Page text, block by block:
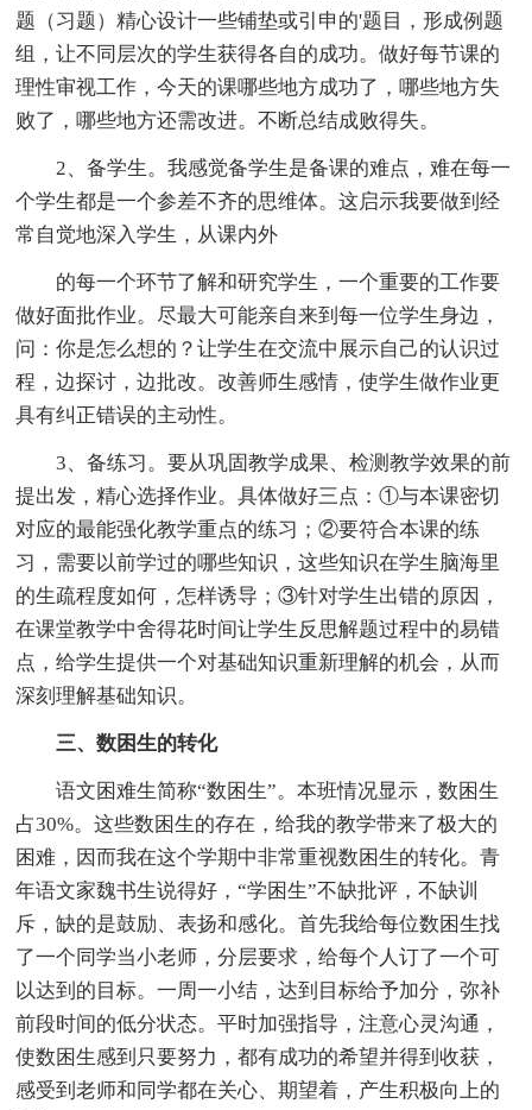
题（习题）精心设计一些铺垫或引申的'题目，形成例题
组，让不同层次的学生获得各自的成功。做好每节课的
理性审视工作，今天的课哪些地方成功了，哪些地方失
败了，哪些地方还需改进。不断总结成败得失。
2、备学生。我感觉备学生是备课的难点，难在每一
个学生都是一个参差不齐的思维体。这启示我要做到经
常自觉地深入学生，从课内外
的每一个环节了解和研究学生，一个重要的工作要
做好面批作业。尽最大可能亲自来到每一位学生身边，
问：你是怎么想的？让学生在交流中展示自己的认识过
程，边探讨，边批改。改善师生感情，使学生做作业更
具有纠正错误的主动性。
3、备练习。要从巩固教学成果、检测教学效果的前
提出发，精心选择作业。具体做好三点：①与本课密切
对应的最能强化教学重点的练习；②要符合本课的练
习，需要以前学过的哪些知识，这些知识在学生脑海里
的生疏程度如何，怎样诱导；③针对学生出错的原因，
在课堂教学中舍得花时间让学生反思解题过程中的易错
点，给学生提供一个对基础知识重新理解的机会，从而
深刻理解基础知识。
三、数困生的转化
语文困难生简称“数困生”。本班情况显示，数困生
占30%。这些数困生的存在，给我的教学带来了极大的
困难，因而我在这个学期中非常重视数困生的转化。青
年语文家魏书生说得好，“学困生”不缺批评，不缺训
斥，缺的是鼓励、表扬和感化。首先我给每位数困生找
了一个同学当小老师，分层要求，给每个人订了一个可
以达到的目标。一周一小结，达到目标给予加分，弥补
前段时间的低分状态。平时加强指导，注意心灵沟通，
使数困生感到只要努力，都有成功的希望并得到收获，
感受到老师和同学都在关心、期望着，产生积极向上的